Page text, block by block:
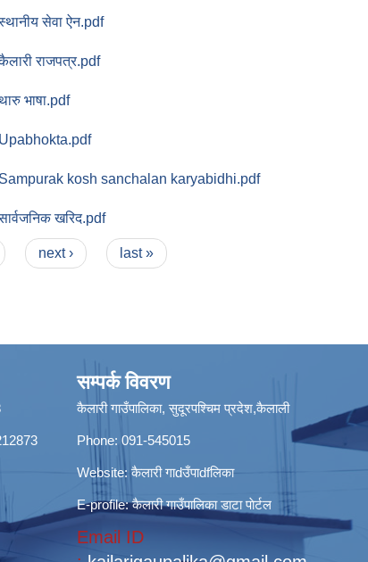
सेवा ऐन.pdf
राजपत्र.pdf
भाषा.pdf
Upabhokta.pdf
Sampurak kosh sanchalan karyabidhi.pdf
खरिद.pdf
next › last »
सम्पर्क विवरण
कैलारी गाउँपालिका, सुदूरपश्चिम प्रदेश,कैलाली
Phone: 091-545015
Website:कैलारी गाdउँपाdfलिका
E-profile:कैलारी गाउँपालिका डाटा पाेर्टल
Email ID